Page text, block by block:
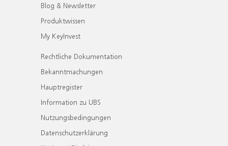
Blog & Newsletter
Produktwissen
My KeyInvest
Rechtliche Dokumentation
Bekanntmachungen
Hauptregister
Information zu UBS
Nutzungsbedingungen
Datenschutzerklärung